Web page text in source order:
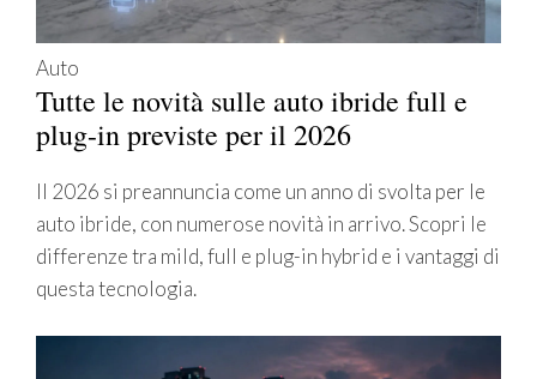
Auto
Tutte le novità sulle auto ibride full e
plug-in previste per il 2026
Il 2026 si preannuncia come un anno di svolta per le
auto ibride, con numerose novità in arrivo. Scopri le
differenze tra mild, full e plug-in hybrid e i vantaggi di
questa tecnologia.